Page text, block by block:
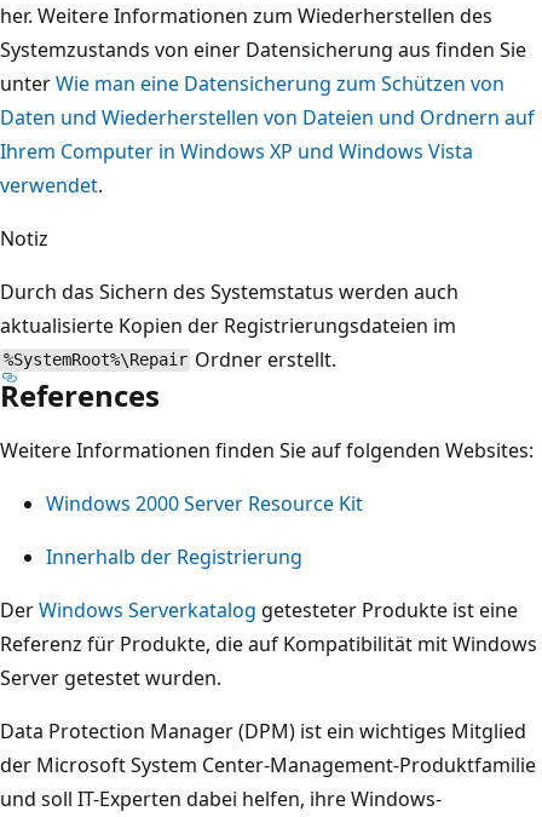
her. Weitere Informationen zum Wiederherstellen des
Systemzustands von einer Datensicherung aus finden Sie
unterWie man eine Datensicherung zum Schützen von
Daten und Wiederherstellen von Dateien und Ordnern auf
Ihrem Computer in Windows XP und Windows Vista
verwendet.
Notiz
Durch das Sichern des Systemstatus werden auch
aktualisierte Kopien der Registrierungsdateien im
%SystemRoot%\Repair Ordner erstellt.
References
Weitere Informationen finden Sie auf folgenden Websites:
Windows 2000 Server Resource Kit
Innerhalb der Registrierung
DerWindows Serverkatalog getesteter Produkte ist eine
Referenz für Produkte, die auf Kompatibilität mit Windows
Server getestet wurden.
Data Protection Manager (DPM) ist ein wichtiges Mitglied
der Microsoft System Center-Management-Produktfamilie
und soll IT-Experten dabei helfen, ihre Windows-